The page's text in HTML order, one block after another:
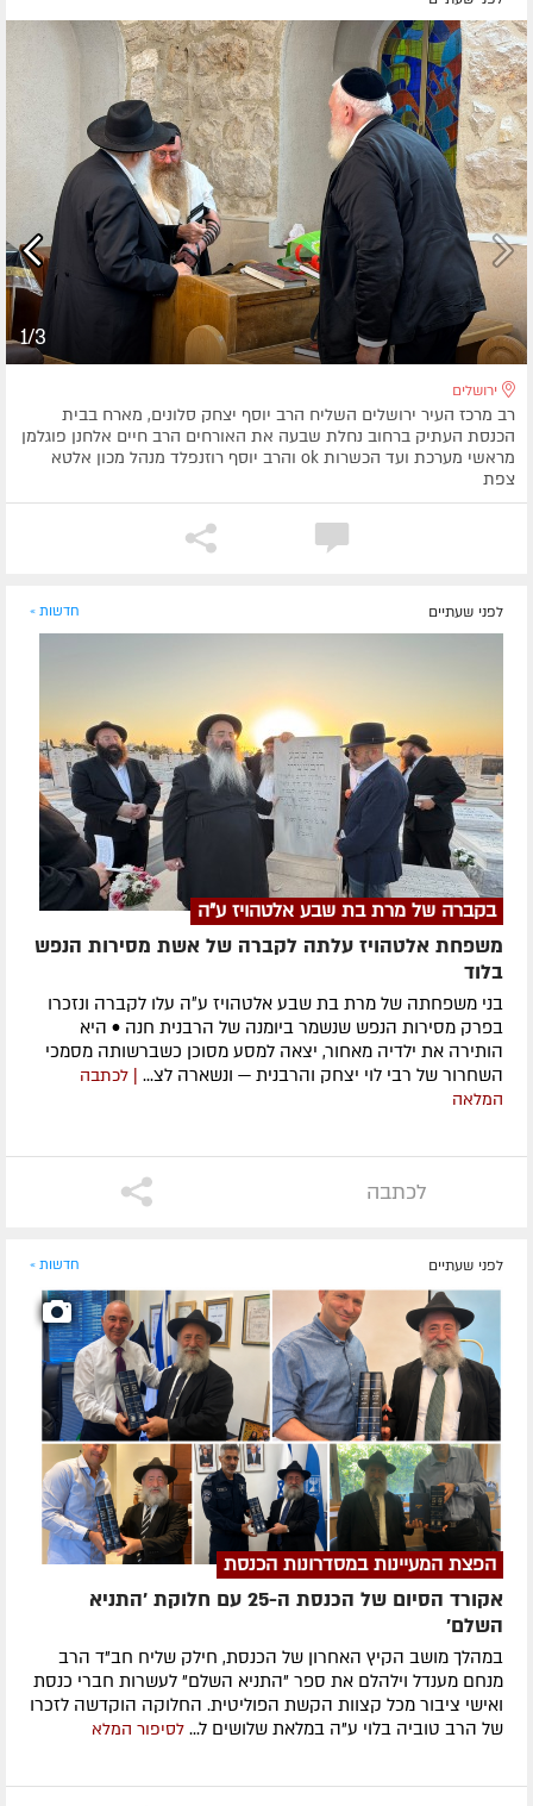
1/3
ירושלים
רב מרכז העיר ירושלים השליח הרב יוסף יצחק סלונים, מארח בבית
הכנסת העתיק ברחוב נחלת שבעה את האורחים הרב חיים אלחנן פוגלמן
מראשי מערכת ועד הכשרות ok והרב יוסף רוזנפלד מנהל מכון אלטא
צפת
לפני שעתיים חדשות »
בקברה של מרת בת שבע אלטהויז ע"ה
משפחת אלטהויז עלתה לקברה של אשת מסירות הנפש
בלוד
בני משפחתה של מרת בת שבע אלטהויז ע״ה עלו לקברה ונזכרו
בפרק מסירות הנפש שנשמר ביומנה של הרבנית חנה • היא
הותירה את ילדיה מאחור, יצאה למסע מסוכן כשברשותה מסמכי
השחרור של רבי לוי יצחק והרבנית — ונשארה לצ... | לכתבה
המלאה
לכתבה
לפני שעתיים חדשות »
הפצת המעיינות במסדרונות הכנסת
אקורד הסיום של הכנסת ה-25 עם חלוקת 'התניא
השלם'
במהלך מושב הקיץ האחרון של הכנסת, חילק שליח חב"ד הרב
מנחם מענדל וילהלם את ספר "התניא השלם" לעשרות חברי כנסת
ואישי ציבור מכל קצוות הקשת הפוליטית. החלוקה הוקדשה לזכרו
של הרב טוביה בלוי ע"ה במלאת שלושים ל... לסיפור המלא